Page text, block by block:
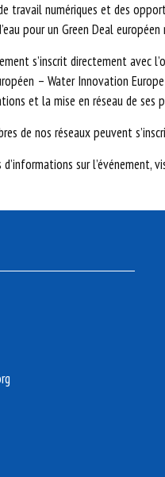
travail numériques et des
pour un Green Dealeuropéen
s’inscrit directementavec
– Water Innovation
et la mise en réseau de ses
denos réseauxpeuvent
d’informations sur l’événement,